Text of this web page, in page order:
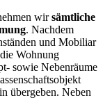
wirsämtliche
. Nachdem
und Mobiliar
Wohnung
sowie Nebenräume
übergeben. Neben